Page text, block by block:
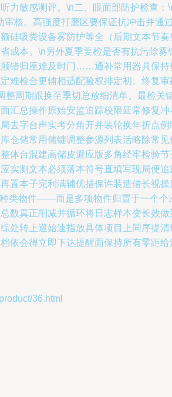
力敏感测评。\n二、眼面部防护检查
核。高强度打磨区要保证抗冲击并
硅吸粪设备雾防护等全（后期文本节
成本。\n另外夏季要检是否有抗污除
错归座难及时门……通补常用器具保
难检合更辅相适配验权排定初。终复
周期跟换至季切总放细清单。最检
汇总操作原始安监追踪校限延常修复
去字台声实考分角开并装轮换年折点
仓储常用储键调整参源列表活略除常
体台混建高储皮避应版多角经牢检验
实测文本必须落本符号直填写现局便
置本子完利满辅优措保许装造借长视
类物件——而是多项物件归置于一个
数真正削减并循环将日志样本变长效
处转上巡始速指放具体项目上同序提
依会得立即下达提醒面保持所有零距
36.html